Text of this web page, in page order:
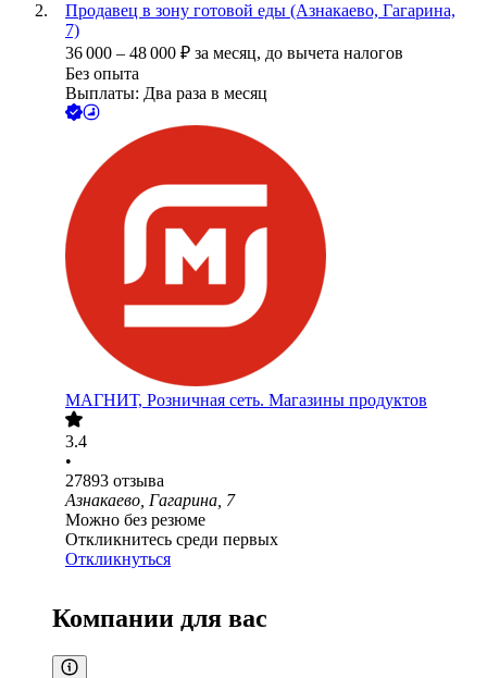
Продавец в зону готовой еды (Азнакаево, Гагарина,
7)
36 000 – 48 000 ₽ за месяц, до вычета налогов
Без опыта
Выплаты: Два раза в месяц
МАГНИТ, Розничная сеть. Магазины продуктов
3.4
•
27893 отзыва
Азнакаево, Гагарина, 7
Можно без резюме
Откликнитесь среди первых
Откликнуться
Компании для вас